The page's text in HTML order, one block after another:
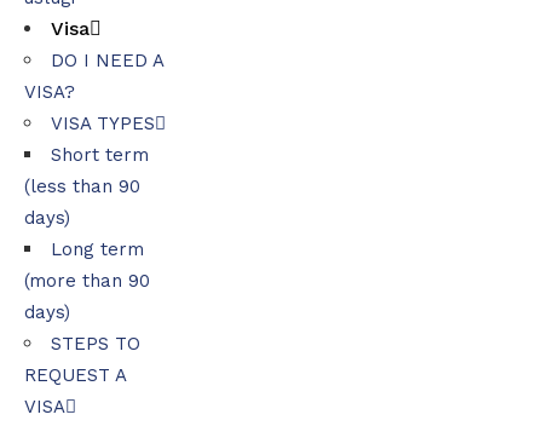
Visa
DO I NEED A
VISA?
VISA TYPES
Short term
(less than 90
days)
Long term
(more than 90
days)
STEPS TO
REQUEST A
VISA